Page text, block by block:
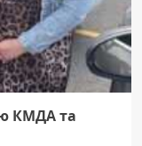
КМДА та